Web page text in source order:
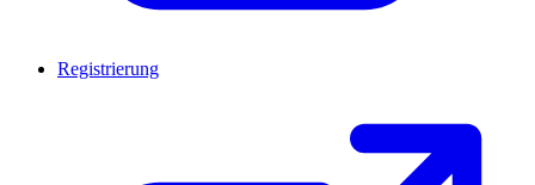
Registrierung